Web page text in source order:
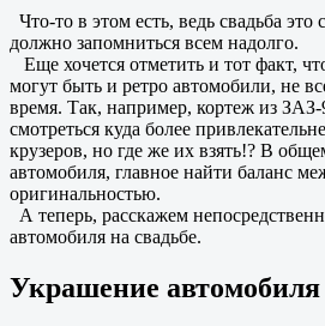
Что-то в этом есть, ведь свадьба
должно запомниться всем надолго.
Еще хочется отметить и тот факт,
могут быть и ретро автомобили, не
время. Так, например, кортеж из
смотреться куда более
крузеров, но где же их взять!? В
автомобиля, главное найти баланс
оригинальностью.
А теперь, расскажем
автомобиля на свадьбе.
Украшение